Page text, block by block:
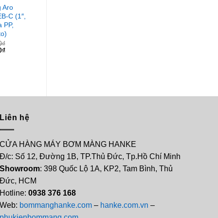
Aro
C (1″,
PP,
₫
₫Giá
Liên hệ
CỬA HÀNG MÁY BƠM MÀNG HANKE
Đ/c: Số 12, Đường 1B, TP.Thủ Đức, Tp.Hồ Chí Minh
Showroom: 398 Quốc Lộ 1A, KP2, Tam Bình, Thủ
Đức, HCM
Hotline:0938 376 168
Web: bommanghanke.com– hanke.com.vn –